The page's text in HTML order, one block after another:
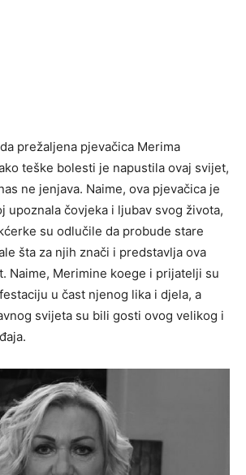
prežaljena pjevačica Merima
teške bolesti je napustila ovaj svijet,
ne jenjava. Naime, ova pjevačica je
upoznala čovjeka i ljubav svog života,
su odlučile da probude stare
šta za njih znači i predstavlja ova
Naime, Merimine koege i prijatelji su
u čast njenog lika i djela, a
svijeta su bili gosti ovog velikog i